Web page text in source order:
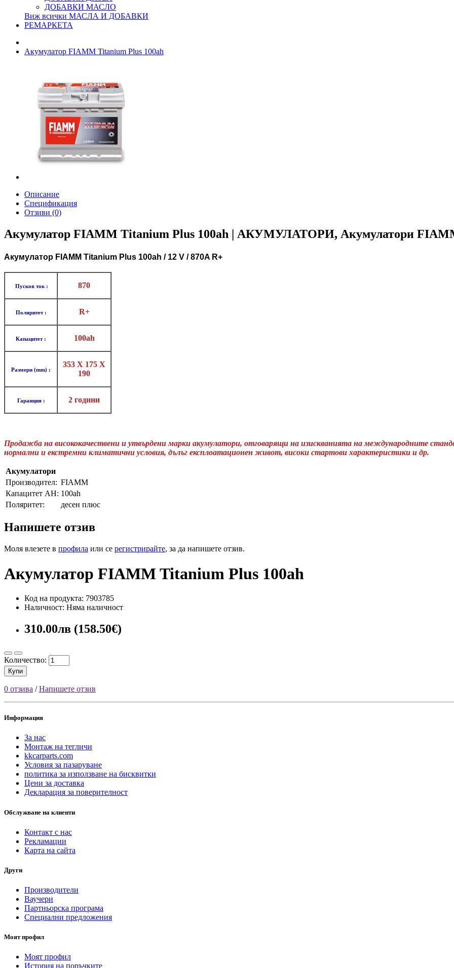
ДОБАВКИ МАСЛО
Виж всички МАСЛА И ДОБАВКИ
РЕМАРКЕТА
Акумулатор FIAMM Titanium Plus 100ah
Описание
Спецификация
Отзиви (0)
Акумулатор FIAMM Titanium Plus 100ah | АКУМУЛАТОРИ, Акумулатори
Aкумулатор FIAMM Titanium Plus 100ah / 12 V / 870A R+
Пусков ток : 870
Поляритет : R+
Капацитет : 100ah
Размери (mm) :
353 X 175 X
190
Гаранция : 2 години
Продажба на висококачествени и утвърдени марки акумулатори, отговарящи на изискванията на международните
нормални и екстремни климатични условия, дълъг експлоатационен живот, високи стартови характеристики и др.
Акумулатори
Производител: FIAMM
Капацитет AH: 100ah
Поляритет:
десен плюс
Напишете отзив
Моля влезете в профила или се регистрирайте, за да напишете отзив.
Акумулатор FIAMM Titanium Plus 100ah
Код на продукта: 7903785
Наличност: Няма наличност
310.00лв (158.50€)
Количество:
Купи
0 отзива /Напишете отзив
Информация
За нас
Монтаж на тегличи
kkcarparts.com
Условия за пазаруване
политика за използване на бисквитки
Цени за доставка
Декларация за поверителност
Обслужване на клиенти
Контакт с нас
Рекламации
Карта на сайта
Други
Производители
Ваучери
Партньорска програма
Специални предложения
Моят профил
Моят профил
История на поръчките